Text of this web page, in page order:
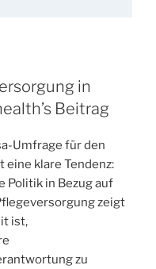
in
Beitrag
Umfrage für den
eine klare Tendenz:
Politik in Bezug auf
zeigt
ist,
zu